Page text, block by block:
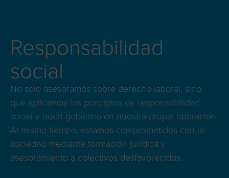
Responsabilidad
social
No solo asesoramos sobre derecho laboral, sino
que aplicamos los principios de responsabilidad
social y buen gobierno en nuestra propia operación.
Al mismo tiempo, estamos comprometidos con la
sociedad mediante formación jurídica y
asesoramiento a colectivos desfavorecidos.